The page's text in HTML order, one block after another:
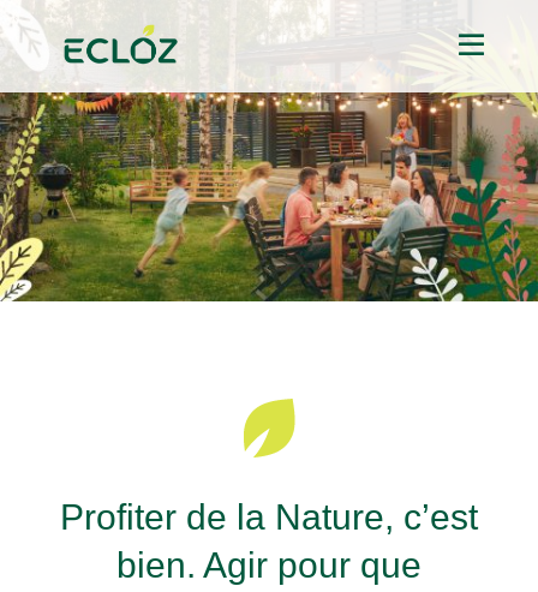
Profiter de la Nature, c’est
bien. Agir pour que